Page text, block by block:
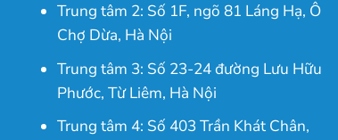
Trung tâm 2: Số 1F, ngõ 81 Láng Hạ, Ô
Chợ Dừa, Hà Nội
Trung tâm 3: Số 23-24 đường Lưu Hữu
Phước, Từ Liêm, Hà Nội
Trung tâm 4: Số 403 Trần Khát Chân,